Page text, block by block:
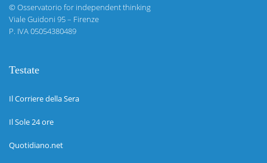
©Osservatorio for independent thinking
Viale Guidoni 95 – Firenze
P. IVA 05054380489
Testate
Il Corriere della Sera
Il Sole 24 ore
Quotidiano.net